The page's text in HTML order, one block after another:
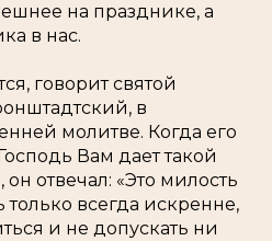
на празднике, а
в нас.
говорит святой
в
молитве. Когда его
Вам дает такой
отвечал: «Это милость
всегда искренне,
и не допускать ни